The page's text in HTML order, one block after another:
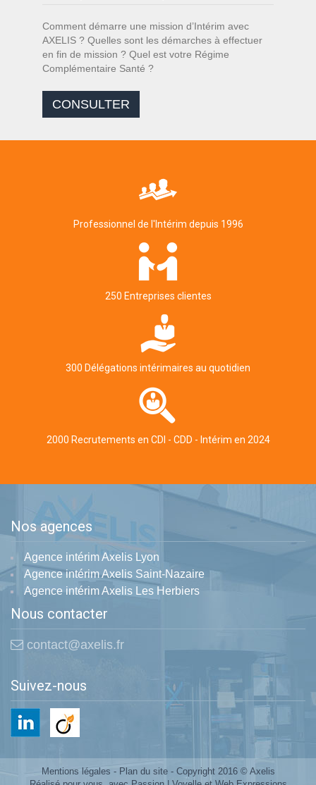
Comment démarre une mission d’Intérim avec
AXELIS ? Quelles sont les démarches à effectuer
en fin de mission ? Quel est votre Régime
Complémentaire Santé ?
CONSULTER
Professionnel de l'Intérim depuis 1996
250 Entreprises clientes
300 Délégations intérimaires au quotidien
2000 Recrutements en CDI - CDD - Intérim en 2024
Nos agences
Agence intérim Axelis Lyon
Agence intérim Axelis Saint-Nazaire
Agence intérim Axelis Les Herbiers
Nous contacter
contact@axelis.fr
Suivez-nous
Mentions légales - Plan du site- Copyright 2016 © Axelis